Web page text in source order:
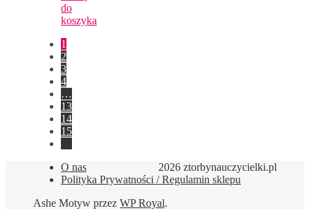
do
koszyka
1
2
3
4
…
13
14
15
2026 ztorbynauczycielki.pl
O nas
Polityka Prywatności / Regulamin sklepu
Ashe Motyw przez WP Royal.